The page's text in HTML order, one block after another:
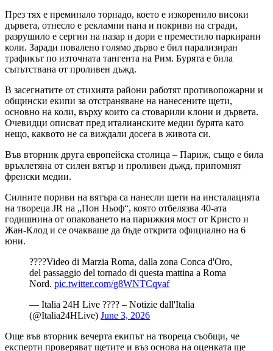
През тях е преминало торнадо, което е изкоренило високи
дървета, отнесло е рекламни пана и покриви на сгради,
разрушило е сергии на пазар и дори е преместило паркирани
коли. Заради повалено голямо дърво е бил парализиран
трафикът по източната тангента на Рим. Бурята е била
съпътствана от проливен дъжд.
В засегнатите от стихията райони работят противопожарни и
общински екипи за отстраняване на нанесените щети,
основно на коли, върху които са стоварили клони и дървета.
Очевидци описват пред италианските медии бурята като
нещо, каквото не са виждали досега в живота си.
Във вторник друга европейска столица – Париж, също е била
връхлетяна от силен вятър и проливен дъжд, припомнят
френски медии.
Силните пориви на вятъра са нанесли щети на инсталацията
на твореца JR на „Пон Ньоф“, която отбелязва 40-ата
годишнина от опаковането на парижкия мост от Кристо и
Жан-Клод и се очакваше да бъде открита официално на 6
юни.
????️Video di Marzia Roma, dalla zona Conca d'Oro,
del passaggio del tornado di questa mattina a Roma
Nord. pic.twitter.com/g8WNTCqvaf
— Italia 24H Live ???? – Notizie dall'Italia
(@Italia24HLive) June 3, 2026
Още във вторник вечерта екипът на твореца съобщи, че
експерти проверяват щетите и въз основа на оценката ще